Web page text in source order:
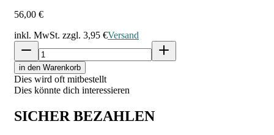
56,00 €
inkl. MwSt. zzgl. 3,95 €Versand
in den Warenkorb
Dies wird oft mitbestellt
Dies könnte dich interessieren
SICHER BEZAHLEN